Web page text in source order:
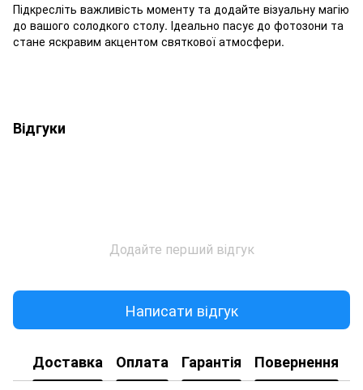
Підкресліть важливість моменту та додайте візуальну магію
до вашого солодкого столу. Ідеально пасує до фотозони та
стане яскравим акцентом святкової атмосфери.
Відгуки
Додайте перший відгук
Написати відгук
Доставка Оплата Гарантія Повернення